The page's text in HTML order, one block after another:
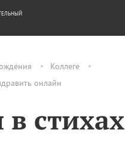
Коллеге
онлайн
стихах
ДЕНЬГИ